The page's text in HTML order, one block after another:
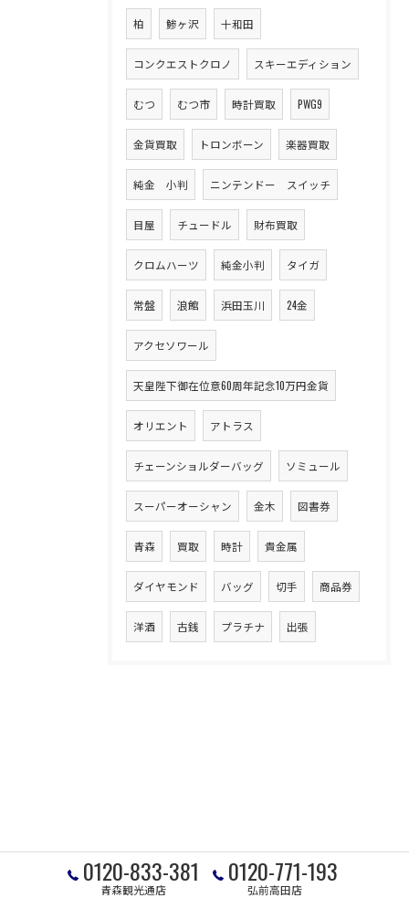
柏 鯵ヶ沢 十和田
コンクエストクロノ スキーエディション
むつ むつ市 時計買取 PWG9
金貨買取 トロンボーン 楽器買取
純金 小判 ニンテンドー スイッチ
目屋 チュードル 財布買取
クロムハーツ 純金小判 タイガ
常盤 浪館 浜田玉川 24金
アクセソワール
天皇陛下御在位意60周年記念10万円金貨
オリエント アトラス
チェーンショルダーバッグ ソミュール
スーパーオーシャン 金木 図書券
青森 買取 時計 貴金属
ダイヤモンド バッグ 切手 商品券
洋酒 古銭 プラチナ 出張
0120-833-381
青森観光通店
0120-771-193
弘前高田店